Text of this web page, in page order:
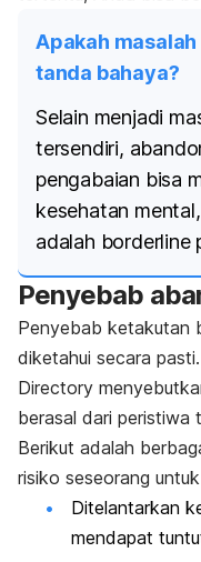
Apakah
tanda bahaya?
Selain menjadi
tersendiri,
pengabaian bisa
kesehatan
adalah borderline
Penyebab
Penyebab ketakutan
diketahui secara
Directory
berasal dari peristiwa
Berikut adalah
risiko seseorang
Ditelantarkan
mendapat